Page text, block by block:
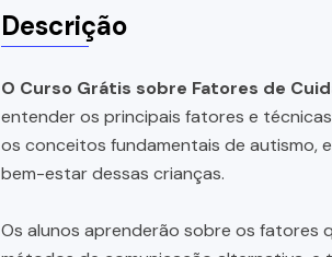
Descrição
O Curso Grátis sobre Fatores de
entender os principais fatores e
os conceitos fundamentais de autismo,
bem-estar dessas crianças.
Os alunos aprenderão sobre os fatores